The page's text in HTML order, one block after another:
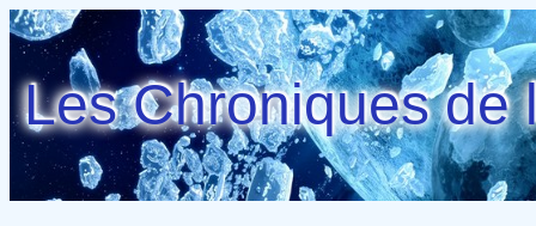
Les Chroniques de